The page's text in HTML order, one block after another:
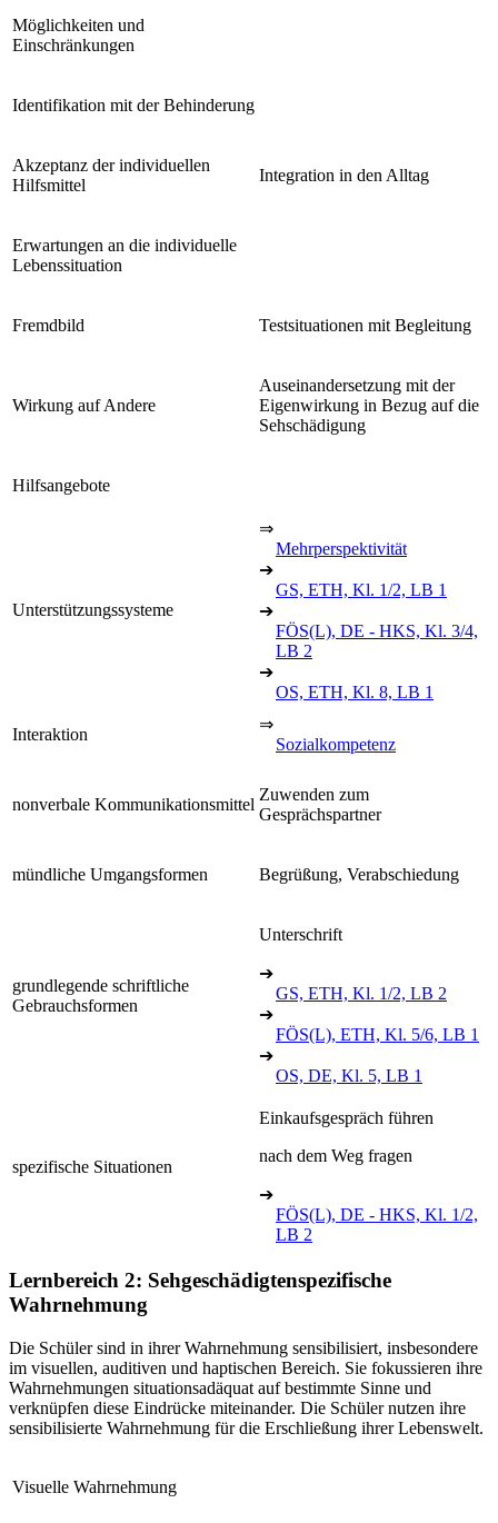
Möglichkeiten und
Einschränkungen
Identifikation mit der Behinderung
Akzeptanz der individuellen
Hilfsmittel
Integration in den Alltag
Erwartungen an die individuelle
Lebenssituation
Fremdbild Testsituationen mit Begleitung
Wirkung auf Andere
Auseinandersetzung mit der
Eigenwirkung in Bezug auf die
Sehschädigung
Hilfsangebote
Unterstützungssysteme
⇒
Mehrperspektivität
➔
GS, ETH, Kl. 1/2, LB 1
➔
FÖS(L), DE - HKS, Kl. 3/4,
LB 2
➔
OS, ETH, Kl. 8, LB 1
Interaktion
⇒
Sozialkompetenz
nonverbale Kommunikationsmittel
Zuwenden zum
Gesprächspartner
mündliche Umgangsformen Begrüßung, Verabschiedung
grundlegende schriftliche
Gebrauchsformen
Unterschrift
➔
GS, ETH, Kl. 1/2, LB 2
➔
FÖS(L), ETH, Kl. 5/6, LB 1
➔
OS, DE, Kl. 5, LB 1
spezifische Situationen
Einkaufsgespräch führen
nach dem Weg fragen
➔
FÖS(L), DE - HKS, Kl. 1/2,
LB 2
Lernbereich 2: Sehgeschädigtenspezifische
Wahrnehmung
Die Schüler sind in ihrer Wahrnehmung sensibilisiert, insbesondere
im visuellen, auditiven und haptischen Bereich. Sie fokussieren ihre
Wahrnehmungen situationsadäquat auf bestimmte Sinne und
verknüpfen diese Eindrücke miteinander. Die Schüler nutzen ihre
sensibilisierte Wahrnehmung für die Erschließung ihrer Lebenswelt.
Visuelle Wahrnehmung